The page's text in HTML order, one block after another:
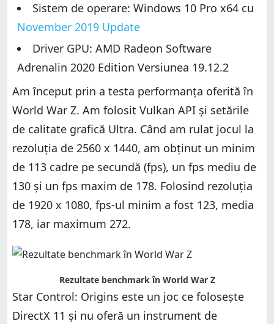
Sistem de operare: Windows 10 Pro x64 cu
November 2019 Update
Driver GPU: AMD Radeon Software
Adrenalin 2020 Edition Versiunea 19.12.2
Am început prin a testa performanța oferită în
World War Z. Am folosit Vulkan API și setările
de calitate grafică Ultra. Când am rulat jocul la
rezoluția de 2560 x 1440, am obținut un minim
de 113 cadre pe secundă (fps), un fps mediu de
130 și un fps maxim de 178. Folosind rezoluția
de 1920 x 1080, fps-ul minim a fost 123, media
178, iar maximum 272.
Rezultate benchmark în World War Z
Star Control: Origins este un joc ce folosește
DirectX 11 și nu oferă un instrument de